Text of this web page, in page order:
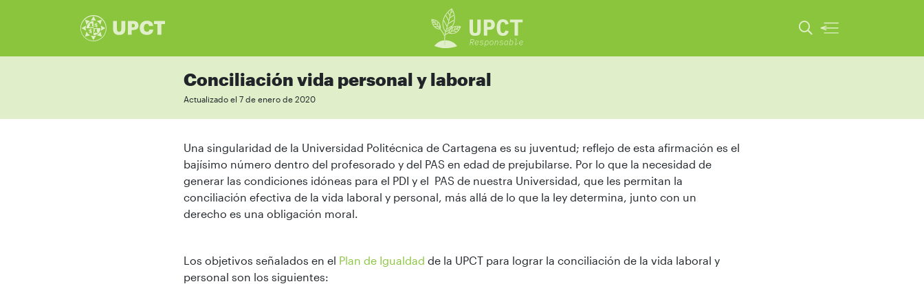
Conciliación vida personal y laboral
Actualizado el 7 de enero de 2020
Una singularidad de la Universidad Politécnica de Cartagena es su juventud; reflejo de esta afirmación es el
bajísimo número dentro del profesorado y del PAS en edad de prejubilarse. Por lo que la necesidad de
generar las condiciones idóneas para el PDI y el PAS de nuestra Universidad, que les permitan la
conciliación efectiva de la vida laboral y personal, más allá de lo que la ley determina, junto con un
derecho es una obligación moral.
Los objetivos señalados en el Plan de Igualdad de la UPCT para lograr la conciliación de la vida laboral y
personal son los siguientes: